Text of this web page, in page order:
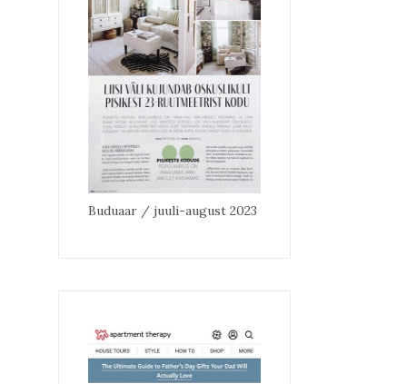
Buduaar / juuli-august 2023